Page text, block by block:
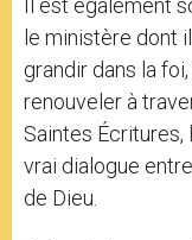
Il est également
le ministère dont
grandir dans la
renouveler à
Saintes
vrai dialogue
de Dieu.